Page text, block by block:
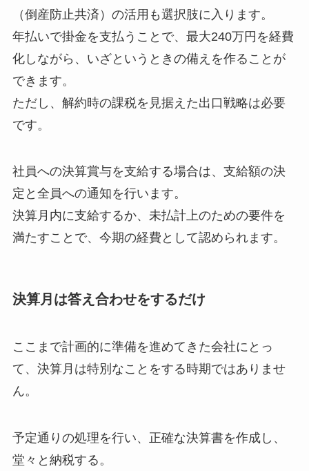
（倒産防止共済）の活用も選択肢に入ります。
年払いで掛金を支払うことで、最大240万円を経費
化しながら、いざというときの備えを作ることが
できます。
ただし、解約時の課税を見据えた出口戦略は必要
です。
社員への決算賞与を支給する場合は、支給額の決
定と全員への通知を行います。
決算月内に支給するか、未払計上のための要件を
満たすことで、今期の経費として認められます。
決算月は答え合わせをするだけ
ここまで計画的に準備を進めてきた会社にとっ
て、決算月は特別なことをする時期ではありませ
ん。
予定通りの処理を行い、正確な決算書を作成し、
堂々と納税する。